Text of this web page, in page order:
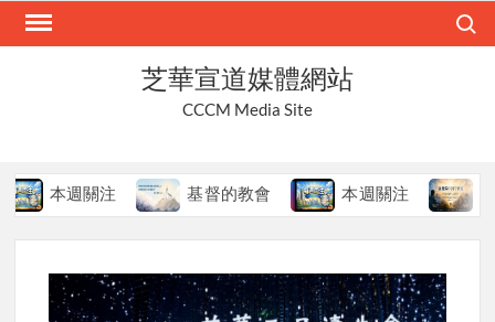
Skip
芝華宣道媒體網站
CCCM Media Site
本週關注 基督的教會 本週關注 在變